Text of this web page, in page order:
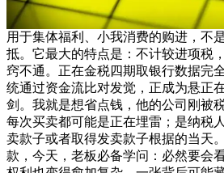
用于集体福利、小我消费的购进，不
抵。它最大的特点是：不计较进项税
窍不通。正在金税四期取银行数据完
统通过资金流比对发觉，正成为悬正
剑。我就是想省点钱，他的公司刚被
每次买卖都可能是正在埋雷；是纳税
卖款子或者取得发卖款子根据的当天
款，今天，老板必备学问：必然要会